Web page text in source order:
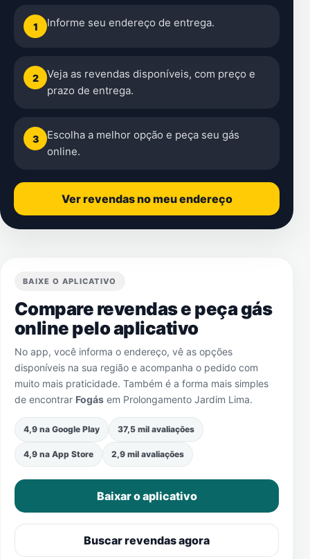
1 Informe seu endereço de entrega.
2
Veja as revendas disponíveis, com preço e
prazo de entrega.
3
Escolha a melhor opção e peça seu gás
online.
Ver revendas no meu endereço
BAIXE O APLICATIVO
Compare revendas e peça gás
online pelo aplicativo
No app, você informa o endereço, vê as opções
disponíveis na sua região e acompanha o pedido com
muito mais praticidade. Também é a forma mais simples
de encontrar Fogás em Prolongamento Jardim Lima.
4,9 na Google Play 37,5 mil avaliações
4,9 na App Store 2,9 mil avaliações
Baixar o aplicativo
Buscar revendas agora